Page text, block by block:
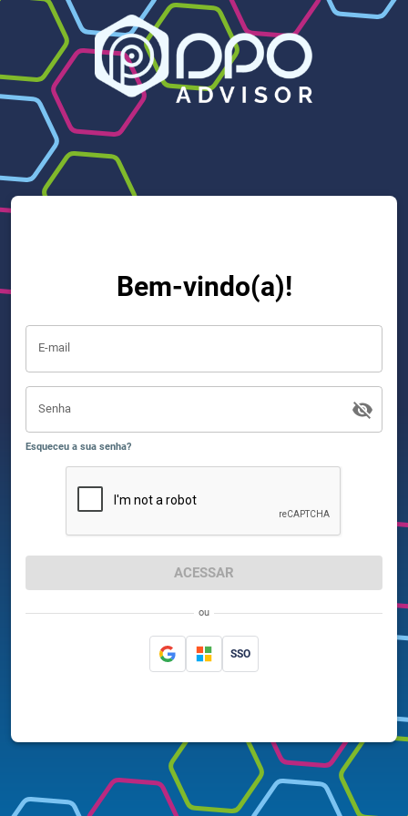
Bem-vindo(a)!
E-mail
Senha
Esqueceu a sua senha?
ACESSAR
ou
SSO